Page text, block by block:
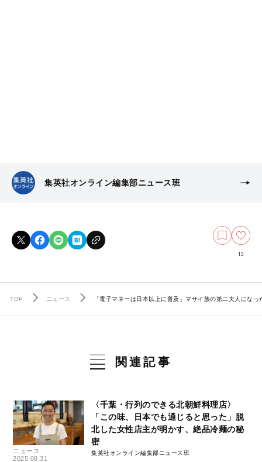
集英社オンライン編集部ニュース班
13
TOP ニュース 「電子マネーは日本以上に普及」マサイ族の第二夫人にな
関連記事
ニュース
2025.08.31
〈千葉・行列のできる北朝鮮料理店〉
「この味、日本でも通じると思った」脱
北した女性店主が明かす、絶品冷麺の秘
密
集英社オンライン編集部ニュース班